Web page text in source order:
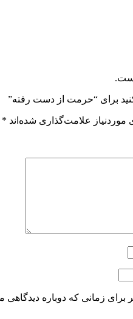
برای “حرمت از دست رفته”
علامت‌گذاری شده‌اند *
برای زمانی که دوباره دیدگاهی